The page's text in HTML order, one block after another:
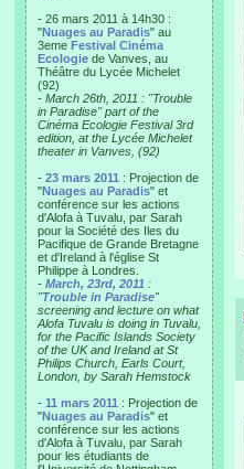
- 26 mars 2011 à 14h30 :
"Nuages au Paradis" au
3eme Festival Cinéma
Ecologie de Vanves, au
Théâtre du Lycée Michelet
(92)
- March 26th, 2011 : "Trouble
in Paradise" part of the
Cinéma Ecologie Festival 3rd
edition, at the Lycée Michelet
theater in Vanves, (92)
- 23 mars 2011 : Projection de
"Nuages au Paradis" et
conférence sur les actions
d'Alofa à Tuvalu, par Sarah
pour la Société des Iles du
Pacifique de Grande Bretagne
et d'Ireland à l'église St
Philippe à Londres.
- March, 23rd, 2011 :
"Trouble in Paradise"
screening and lecture on what
Alofa Tuvalu is doing in Tuvalu,
for the Pacific Islands Society
of the UK and Ireland at St
Philips Church, Earls Court,
London, by Sarah Hemstock
- 11 mars 2011 : Projection de
"Nuages au Paradis" et
conférence sur les actions
d'Alofa à Tuvalu, par Sarah
pour les étudiants de